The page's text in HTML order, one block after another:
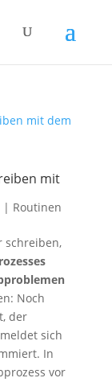
mit
| Routinen
schreiben,
Noch
der
sich
In
vor